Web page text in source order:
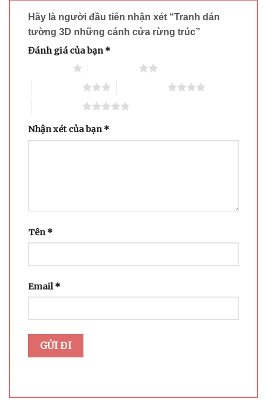
Hãy là người đầu tiên nhận xét “Tranh dán
tường 3D những cánh cửa rừng trúc”
Đánh giá của bạn *
Nhận xét của bạn*
Tên *
Email*